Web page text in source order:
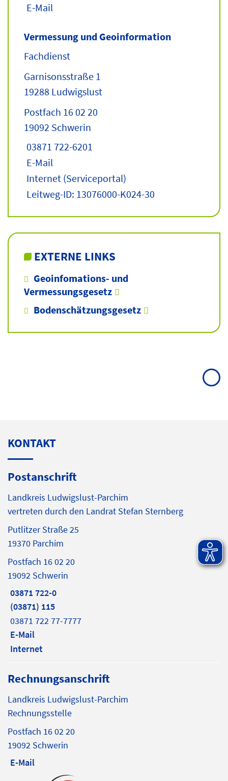
E-Mail
Vermessung und Geoinformation
Fachdienst
Garnisonsstraße 1
19288 Ludwigslust
Postfach 16 02 20
19092 Schwerin
03871 722-6201
E-Mail
Internet (Serviceportal)
Leitweg-ID: 13076000-K024-30
EXTERNE LINKS
Geoinfomations- und
Vermessungsgesetz
Bodenschätzungsgesetz
KONTAKT
Postanschrift
Landkreis Ludwigslust-Parchim
vertreten durch den Landrat Stefan Sternberg
Putlitzer Straße 25
19370 Parchim
Postfach 16 02 20
19092 Schwerin
03871 722-0
(03871) 115
03871 722 77-7777
E-Mail
Internet
Rechnungsanschrift
Landkreis Ludwigslust-Parchim
Rechnungsstelle
Postfach 16 02 20
19092 Schwerin
E-Mail